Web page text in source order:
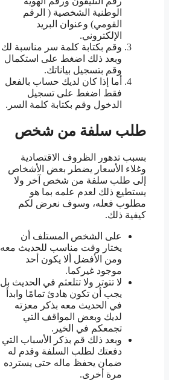
الوطنية الشخصية ( الرقم
القومي) وعنوان البريد
الإلكتروني.
وقم بكتابة كلمة سر مناسبة لك
وبعد ذلك اضغط على استكمال
وقم بتسجيل بياناتك.
أما إذا كان لديك حساب بالفعل
فقط اضغط على تسجيل
الدخول وقم بكتابة كلمة السر.
طلب سلفة من شخص
بسبب تدهور الظروف الاقتصادية
وغلاء الأسعار يضطر بعض الأشخاص
إلى طلب سلفة من شخص آخر ولا
يستطيع ذلك لعدم علمه بما هو
مطلوب فعله، وسوف نعرض لكم
كيفية ذلك.
على الشخص المستلف أن
يختار وقت مناسب للحديث معه
ومن الأفضل ألا يكون أحد
موجود غيركما.
لا تتوتر ولا تتلعثم في الحديث بل
يجب أن تكون هادئ تمامًا وابدأ
في الحديث معه بذكر معزته
لديك وبعض المواقف التي
تجمعكم في الخير.
وبعد ذلك قم بذكر الأسباب التي
دفعتك لطلب السلفة وقدم له
ضمان يحفظ ماله حتى يسترده
مرة أخرى.